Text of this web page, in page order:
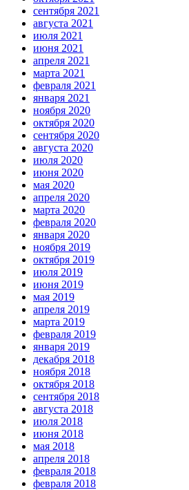
сентября 2021
августа 2021
июля 2021
июня 2021
апреля 2021
марта 2021
февраля 2021
января 2021
ноября 2020
октября 2020
сентября 2020
августа 2020
июля 2020
июня 2020
мая 2020
апреля 2020
марта 2020
февраля 2020
января 2020
ноября 2019
октября 2019
июля 2019
июня 2019
мая 2019
апреля 2019
марта 2019
февраля 2019
января 2019
декабря 2018
ноября 2018
октября 2018
сентября 2018
августа 2018
июля 2018
июня 2018
мая 2018
апреля 2018
февраля 2018
февраля 2018